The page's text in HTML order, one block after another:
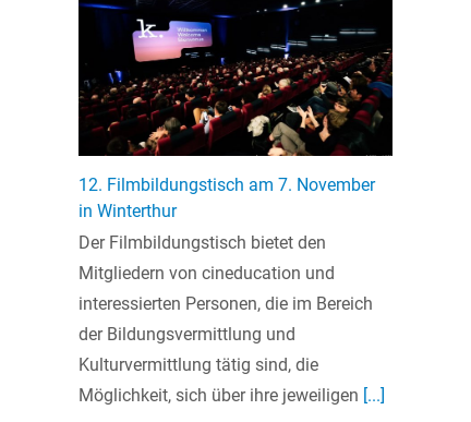
12. Filmbildungstisch am 7. November
in Winterthur
Der Filmbildungstisch bietet den
Mitgliedern von cineducation und
interessierten Personen, die im Bereich
der Bildungsvermittlung und
Kulturvermittlung tätig sind, die
Möglichkeit, sich über ihre jeweiligen [...]